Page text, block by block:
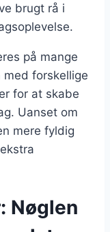
brugt rå i
på mange
med forskellige
for at skabe
Uanset om
mere fyldig
Nøglen